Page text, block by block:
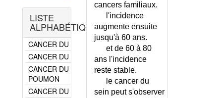
DEPISTAGE CHEZ
LA FEMME
DOULEUR DES
SEINS
GYNECOMASTIE
MASTITE AIGUE
MASTOPATHIE
BENIGNE
LISTE
ALPHABÉTIQUE
CANCER DU POUMON
CANCER DU RECTUM
CANCER DU REIN
CANCER DU SEIN
CANCER DU SEIN - DEPISTAGE
CANCER DU SOMMET DU
POUMON
CANCER DU TESTICULE
cancers familiaux.
l'incidence
augmente ensuite
jusqu'à 60 ans.
et de 60 à 80
ans l'incidence
reste stable.
le cancer du
sein peut s'observer